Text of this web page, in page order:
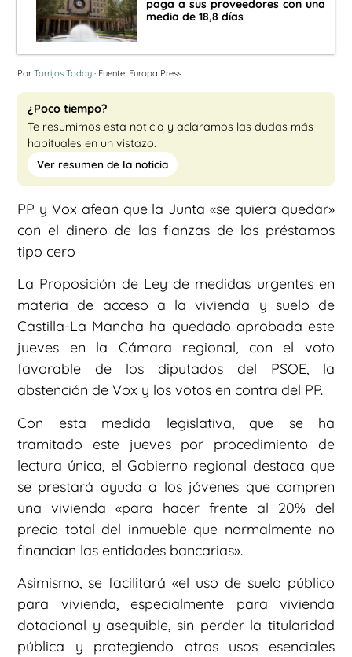
paga a sus proveedores con una
media de 18,8 días
Por Torrijos Today · Fuente: Europa Press
¿Poco tiempo?
Te resumimos esta noticia y aclaramos las dudas más
habituales en un vistazo.
Ver resumen de la noticia
PP y Vox afean que la Junta «se quiera quedar»
con el dinero de las fianzas de los préstamos
tipo cero
La Proposición de Ley de medidas urgentes en
materia de acceso a la vivienda y suelo de
Castilla-La Mancha ha quedado aprobada este
jueves en la Cámara regional, con el voto
favorable de los diputados del PSOE, la
abstención de Vox y los votos en contra del PP.
Con esta medida legislativa, que se ha
tramitado este jueves por procedimiento de
lectura única, el Gobierno regional destaca que
se prestará ayuda a los jóvenes que compren
una vivienda «para hacer frente al 20% del
precio total del inmueble que normalmente no
financian las entidades bancarias».
Asimismo, se facilitará «el uso de suelo público
para vivienda, especialmente para vivienda
dotacional y asequible, sin perder la titularidad
pública y protegiendo otros usos esenciales